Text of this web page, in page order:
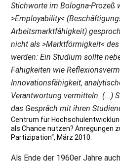
Stichworte im Bologna-Prozeß
>Employability<
Arbeitsmarktfähigkeit)
nicht als >Marktförmigkeit<
werden: Ein Studium sollte
Fähigkeiten wie
Innovationsfähigkeit,
Verantwortung vermitteln. (...)
das Gespräch mit ihren
Centrum für
als Chance nutzen? Anregungen
Partizipation“, März 2010.
Als Ende der 1960er Jahre